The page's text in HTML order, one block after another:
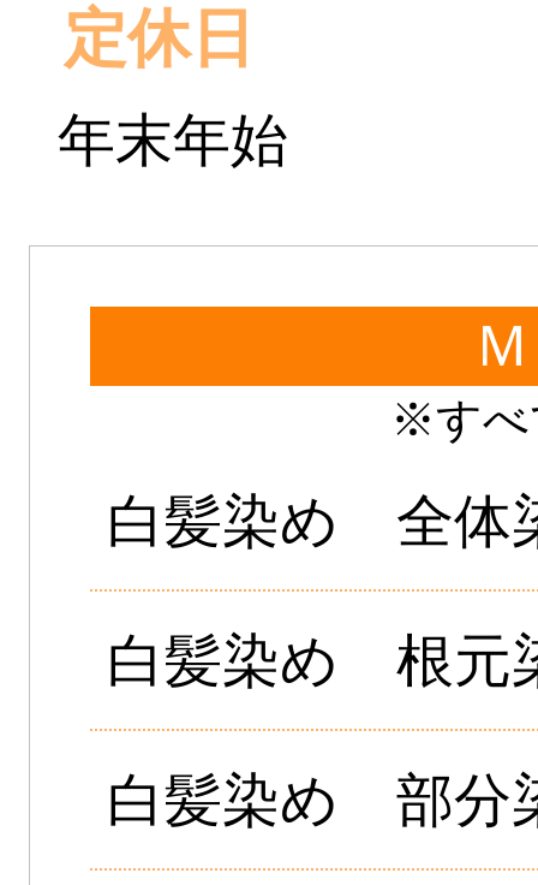
定休日
年末年始
※すべ
白髪染め 全体
白髪染め 根元
白髪染め 部分